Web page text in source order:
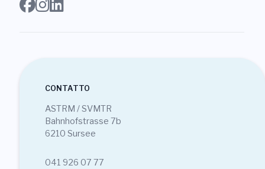
CONTATTO
ASTRM / SVMTR
Bahnhofstrasse 7b
6210 Sursee
041 926 07 77